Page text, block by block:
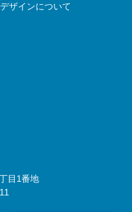
ザインについて
目1番地